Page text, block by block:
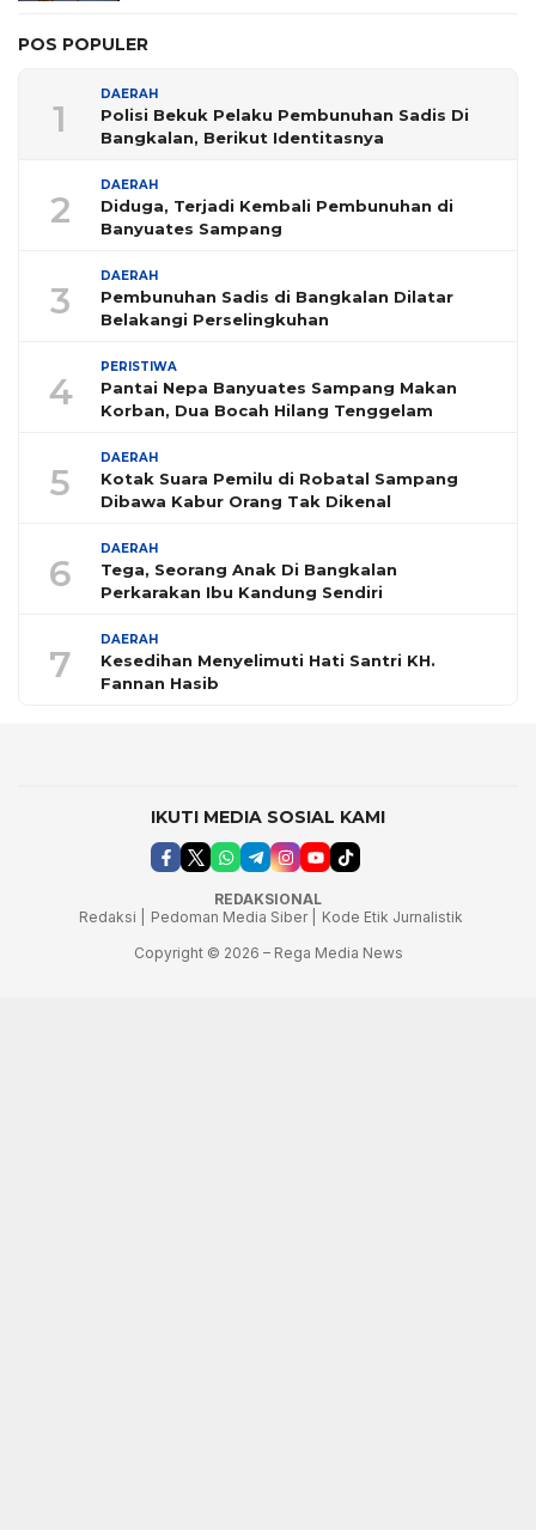
POS POPULER
1
DAERAH
Polisi Bekuk Pelaku Pembunuhan Sadis Di
Bangkalan, Berikut Identitasnya
2
DAERAH
Diduga, Terjadi Kembali Pembunuhan di
Banyuates Sampang
3
DAERAH
Pembunuhan Sadis di Bangkalan Dilatar
Belakangi Perselingkuhan
4
PERISTIWA
Pantai Nepa Banyuates Sampang Makan
Korban, Dua Bocah Hilang Tenggelam
5
DAERAH
Kotak Suara Pemilu di Robatal Sampang
Dibawa Kabur Orang Tak Dikenal
6
DAERAH
Tega, Seorang Anak Di Bangkalan
Perkarakan Ibu Kandung Sendiri
7
DAERAH
Kesedihan Menyelimuti Hati Santri KH.
Fannan Hasib
IKUTI MEDIA SOSIAL KAMI
REDAKSIONAL
Redaksi |
Pedoman Media Siber |
Kode Etik Jurnalistik
Copyright © 2026 – Rega Media News